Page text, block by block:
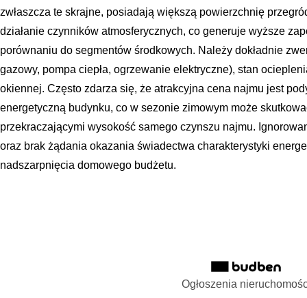
zwłaszcza te skrajne, posiadają większą powierzchnię
działanie czynników atmosferycznych, co generuje wyższe
porównaniu do segmentów środkowych. Należy dokładnie
gazowy, pompa ciepła, ogrzewanie elektryczne), stan
okiennej. Często zdarza się, że atrakcyjna cena najmu jest
energetyczną budynku, co w sezonie zimowym może
przekraczającymi wysokość samego czynszu najmu.
oraz brak żądania okazania świadectwa charakterystyki
nadszarpnięcia domowego budżetu.
Ogłoszenia